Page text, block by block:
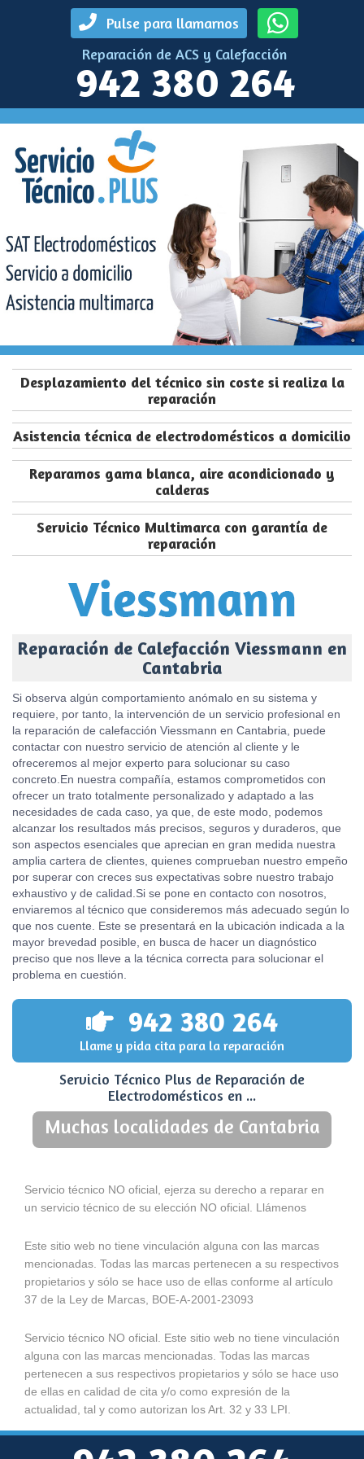
Pulse para llamarnos
Reparación de ACS y Calefacción
942 380 264
Desplazamiento del técnico sin coste si realiza la
reparación
Asistencia técnica de electrodomésticos a domicilio
Reparamos gama blanca, aire acondicionado y
calderas
Servicio Técnico Multimarca con garantía de
reparación
Reparación de Calefacción Viessmann en
Cantabria
Si observa algún comportamiento anómalo en su sistema y
requiere, por tanto, la intervención de un servicio profesional en
la reparación de calefacción Viessmann en Cantabria, puede
contactar con nuestro servicio de atención al cliente y le
ofreceremos al mejor experto para solucionar su caso
concreto.En nuestra compañía, estamos comprometidos con
ofrecer un trato totalmente personalizado y adaptado a las
necesidades de cada caso, ya que, de este modo, podemos
alcanzar los resultados más precisos, seguros y duraderos, que
son aspectos esenciales que aprecian en gran medida nuestra
amplia cartera de clientes, quienes comprueban nuestro empeño
por superar con creces sus expectativas sobre nuestro trabajo
exhaustivo y de calidad.Si se pone en contacto con nosotros,
enviaremos al técnico que consideremos más adecuado según lo
que nos cuente. Este se presentará en la ubicación indicada a la
mayor brevedad posible, en busca de hacer un diagnóstico
preciso que nos lleve a la técnica correcta para solucionar el
problema en cuestión.
942 380 264
Llame y pida cita para la reparación
Servicio Técnico Plus de Reparación de
Electrodomésticos en ...
Muchas localidades de Cantabria
Servicio técnico NO oficial, ejerza su derecho a reparar en
un servicio técnico de su elección NO oficial. Llámenos
Este sitio web no tiene vinculación alguna con las marcas
mencionadas. Todas las marcas pertenecen a su respectivos
propietarios y sólo se hace uso de ellas conforme al artículo
37 de la Ley de Marcas, BOE-A-2001-23093
Servicio técnico NO oficial. Este sitio web no tiene vinculación
alguna con las marcas mencionadas. Todas las marcas
pertenecen a sus respectivos propietarios y sólo se hace uso
de ellas en calidad de cita y/o como expresión de la
actualidad, tal y como autorizan los Art. 32 y 33 LPI.